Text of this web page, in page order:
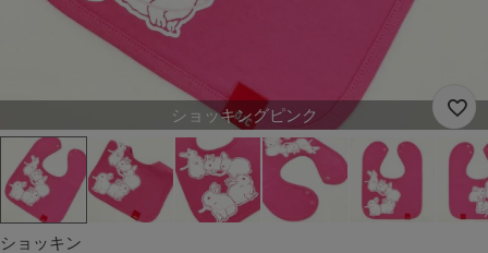
ショッキングピンク
ショッキン